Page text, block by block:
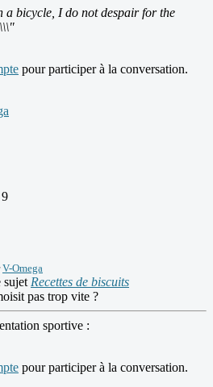
a bicycle, I do not despair for the
pour participer à la conversation.
V-Omega
sujet Recettes de biscuits
pas trop vite ?
sportive :
pour participer à la conversation.